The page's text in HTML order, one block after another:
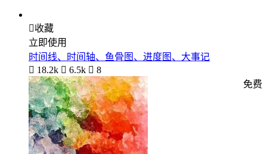
收藏
立即使用
时间线、时间轴、鱼骨图、进度图、大事记
 18.2k  6.5k  8
免费